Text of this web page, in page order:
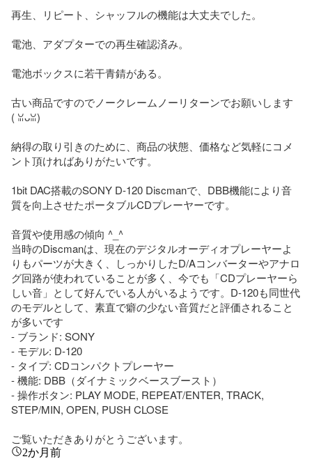
再生、リピート、シャッフルの機能は大丈夫でした。
電池、アダプターでの再生確認済み。
電池ボックスに若干青錆がある。
古い商品ですのでノークレームノーリターンでお願いします
(⁠ ⁠ꈍ⁠ᴗ⁠ꈍ⁠)
納得の取り引きのために、商品の状態、価格など気軽にコメ
ント頂ければありがたいです。
1bit DAC搭載のSONY D-120 Discmanで、DBB機能により音
質を向上させたポータブルCDプレーヤーです。
音質や使用感の傾向 ^⁠_⁠^
当時のDiscmanは、現在のデジタルオーディオプレーヤーよ
りもパーツが大きく、しっかりしたD/Aコンバーターやアナロ
グ回路が使われていることが多く、今でも「CDプレーヤーら
しい音」として好んでいる人がいるようです。D-120も同世代
のモデルとして、素直で癖の少ない音質だと評価されること
が多いです
- ブランド: SONY
- モデル: D-120
- タイプ: CDコンパクトプレーヤー
- 機能: DBB（ダイナミックベースブースト）
- 操作ボタン: PLAY MODE, REPEAT/ENTER, TRACK,
STEP/MIN, OPEN, PUSH CLOSE
ご覧いただきありがとうございます。
2か月前